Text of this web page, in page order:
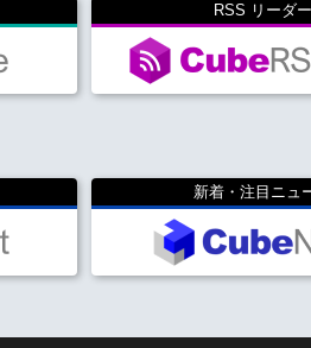
RSS リーダー
新着・注目ニュ